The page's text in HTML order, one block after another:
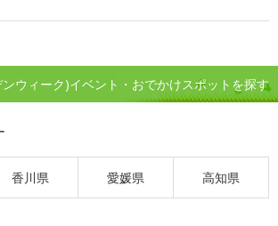
ウィーク)イベント・おでかけスポットを探す
香川県 愛媛県 高知県